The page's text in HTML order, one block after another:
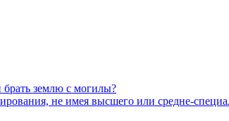
землю с могилы?
не имея высшего или средне-